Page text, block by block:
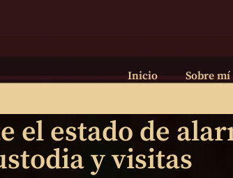
Inicio Sobre mí
el estado de
y visitas